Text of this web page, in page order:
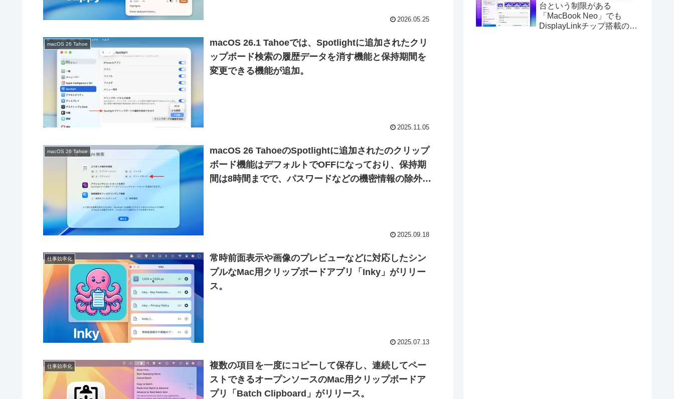
2026.05.25
macOS 26 Tahoe
macOS 26.1 Tahoeでは、Spotlightに追加されたクリ
ップボード検索の履歴データを消す機能と保持期間を
変更できる機能が追加。
2025.11.05
macOS 26 Tahoe
macOS 26 TahoeのSpotlightに追加されたのクリップ
ボード機能はデフォルトでOFFになっており、保持期
間は8時間までで、パスワードなどの機密情報の除外機
2025.09.18
仕事効率化
常時前面表示や画像のプレビューなどに対応したシン
プルなMac用クリップボードアプリ「Inky」がリリー
ス。
2025.07.13
仕事効率化
複数の項目を一度にコピーして保存し、連続してペー
ストできるオープンソースのMac用クリップボードア
プリ「Batch Clipboard」がリリース。
リ「Task Manager TMOG」
のBeta版を公開。
台という制限がある
「MacBook Neo」でも
DisplayLinkチップ搭載の